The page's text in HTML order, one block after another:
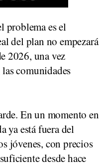
problema es el
del plan no empezará
2026, una vez
comunidades
En un momento en
ya está fuera del
jóvenes, con precios
desde hace